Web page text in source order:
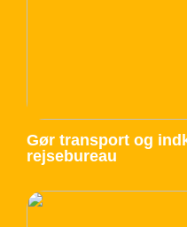
Gør transport og
rejsebureau